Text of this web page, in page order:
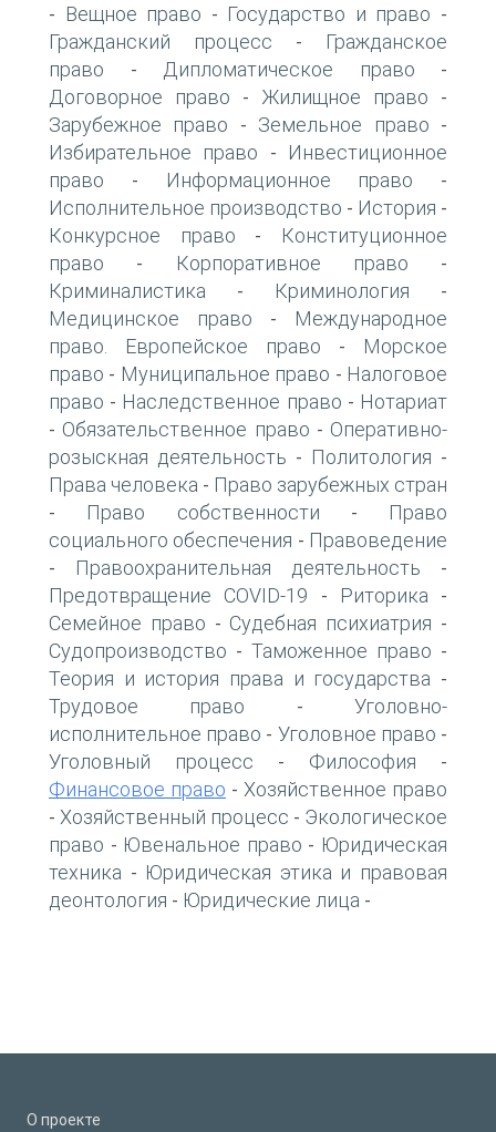
- Вещное право - Государство и право -
Гражданский процесс -
Гражданское
право - Дипломатическое право -
Договорное право - Жилищное право -
Зарубежное право - Земельное право -
Избирательное право -
Инвестиционное
право - Информационное право -
Исполнительное производство - История -
Конкурсное право -
Конституционное
право - Корпоративное право -
Криминалистика - Криминология -
Медицинское право -
Международное
право. Европейское право -
Морское
право - Муниципальное право - Налоговое
право - Наследственное право - Нотариат
- Обязательственное право - Оперативно-
розыскная деятельность - Политология -
Права человека - Право зарубежных стран
- Право собственности -
Право
социального обеспечения - Правоведение
- Правоохранительная деятельность -
Предотвращение COVID-19 - Риторика -
Семейное право - Судебная психиатрия -
Судопроизводство - Таможенное право -
Теория и история права и государства -
Трудовое право -Уголовно-
исполнительное право - Уголовное право -
Уголовный процесс - Философия -
Финансовое право - Хозяйственное право
- Хозяйственный процесс - Экологическое
право - Ювенальное право - Юридическая
техника - Юридическая этика и правовая
деонтология - Юридические лица -
О проекте